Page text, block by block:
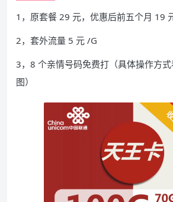
1，原套餐 29 元，优惠后前五个月 19
2，套外流量 5 元 /G
3，8 个亲情号码免费打（具体操作方
图）